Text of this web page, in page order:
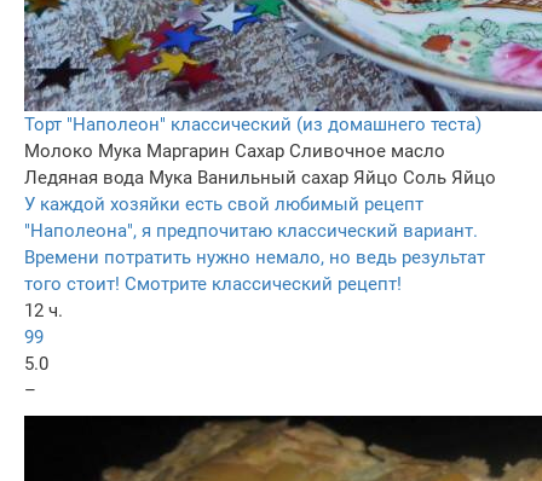
Торт "Наполеон" классический (из домашнего теста)
Молоко Мука Маргарин Сахар Сливочное масло
Ледяная вода Мука Ванильный сахар Яйцо Соль Яйцо
У каждой хозяйки есть свой любимый рецепт
"Наполеона", я предпочитаю классический вариант.
Времени потратить нужно немало, но ведь результат
того стоит! Смотрите классический рецепт!
12 ч.
99
5.0
–